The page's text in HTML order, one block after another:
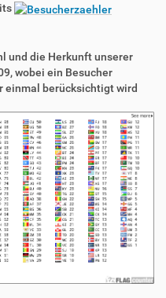
und die Herkunft unserer
wobei ein Besucher
einmal berücksichtigt wird